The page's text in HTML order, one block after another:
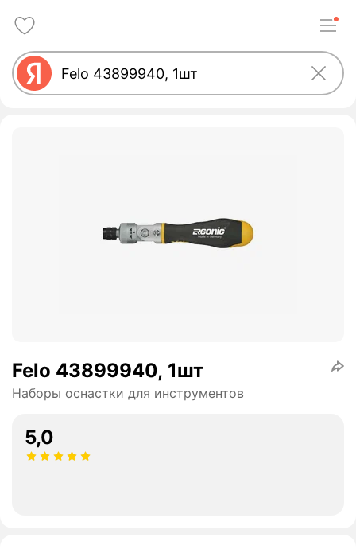
Felo 43899940, 1шт
Наборы оснастки для инструментов
5,0